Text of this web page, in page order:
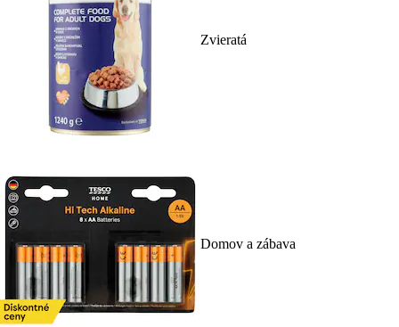
Zvieratá
Domov a zábava